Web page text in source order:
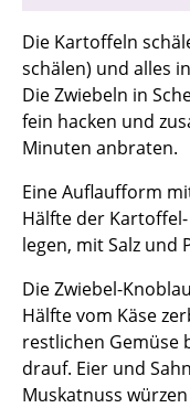
Die Kartoffeln
schälen) und alles
Die Zwiebeln in
fein hacken und
Minuten anbraten.
Eine Auflaufform
Hälfte der
legen, mit Salz und
Die Zwiebel-
Hälfte vom Käse
restlichen Gemüse
drauf. Eier und
Muskatnuss